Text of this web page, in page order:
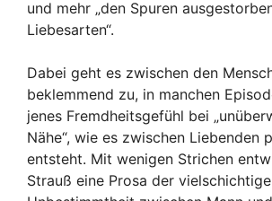
und mehr „den Spuren
Liebesarten“.
Dabei geht es zwischen den
beklemmend zu, in manchen
jenes Fremdheitsgefühl bei
Nähe“, wie es zwischen Liebenden
entsteht. Mit wenigen Strichen
Strauß eine Prosa der